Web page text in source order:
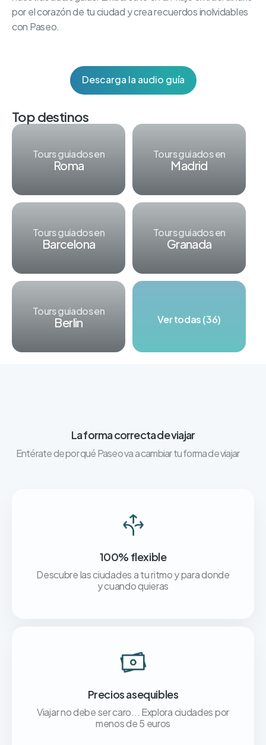
por el corazón de tu ciudad y crea recuerdos inolvidables
con Paseo.
Descarga la audio guía
Top destinos
Tours guiados en
Roma
Tours guiados en
Madrid
Tours guiados en
Barcelona
Tours guiados en
Granada
Tours guiados en
Berlin Ver todas (36)
La forma correcta de viajar
Entérate de por qué Paseo va a cambiar tu forma de viajar
100% flexible
Descubre las ciudades a tu ritmo y para donde
y cuando quieras
Precios asequibles
Viajar no debe ser caro... Explora ciudades por
menos de 5 euros